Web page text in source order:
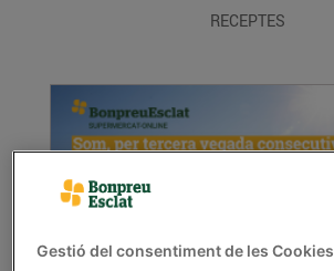
RECEPTES
Gestió del consentiment de les Cookies